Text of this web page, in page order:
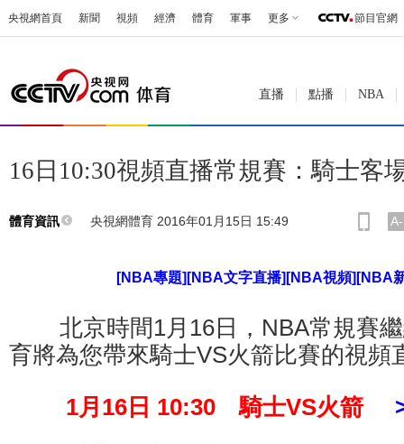
央視網首頁 新聞 視頻 經濟 體育 軍事 更多 節目官網
直播 點播 NBA
16日10:30視頻直播常規賽：騎士客
體育資訊 央視網體育 2016年01月15日 15:49 A-
[NBA專題] [NBA文字直播] [NBA視頻] [NBA
北京時間1月16日，NBA常規賽繼
育將為您帶來騎士VS火箭比賽的視頻
1月16日 10:30 騎士VS火箭